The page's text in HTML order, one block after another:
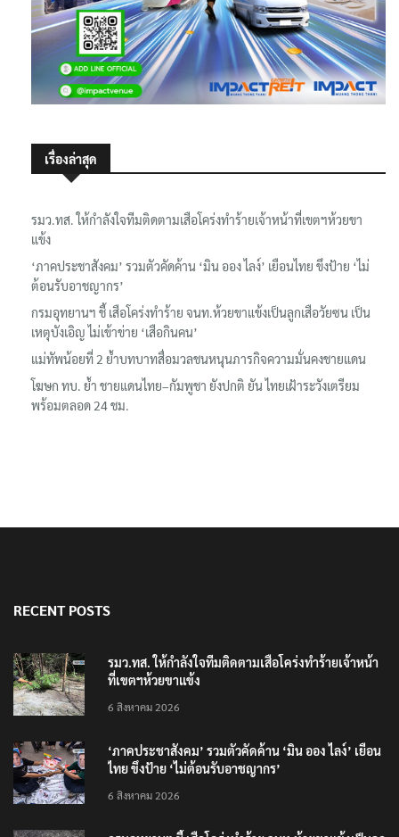
เรื่องล่าสุด
รมว.ทส. ให้กำลังใจทีมติดตามเสือโคร่งทำร้ายเจ้าหน้าที่เขตฯห้วยขา
แข้ง
‘ภาคประชาสังคม’ รวมตัวคัดค้าน ‘มิน ออง ไลง์’ เยือนไทย ขึงป้าย ‘ไม่
ต้อนรับอาชญากร’
กรมอุทยานฯ ชี้ เสือโคร่งทำร้าย จนท.ห้วยขาแข้งเป็นลูกเสือวัยซน เป็น
เหตุบังเอิญ ไม่เข้าข่าย ‘เสือกินคน’
แม่ทัพน้อยที่ 2 ย้ำบทบาทสื่อมวลชนหนุนภารกิจความมั่นคงชายแดน
โฆษก ทบ. ย้ำ ชายแดนไทย–กัมพูชา ยังปกติ ยัน ไทยเฝ้าระวังเตรียม
พร้อมตลอด 24 ชม.
RECENT POSTS
รมว.ทส. ให้กำลังใจทีมติดตามเสือโคร่งทำร้ายเจ้าหน้า
ที่เขตฯห้วยขาแข้ง
6 สิงหาคม 2026
‘ภาคประชาสังคม’ รวมตัวคัดค้าน ‘มิน ออง ไลง์’ เยือน
ไทย ขึงป้าย ‘ไม่ต้อนรับอาชญากร’
6 สิงหาคม 2026